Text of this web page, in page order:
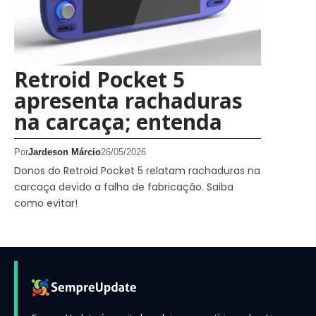
Retroid Pocket 5
apresenta rachaduras
na carcaça; entenda
PorJardeson Márcio26/05/2026
Donos do Retroid Pocket 5 relatam rachaduras na
carcaça devido a falha de fabricação. Saiba
como evitar!